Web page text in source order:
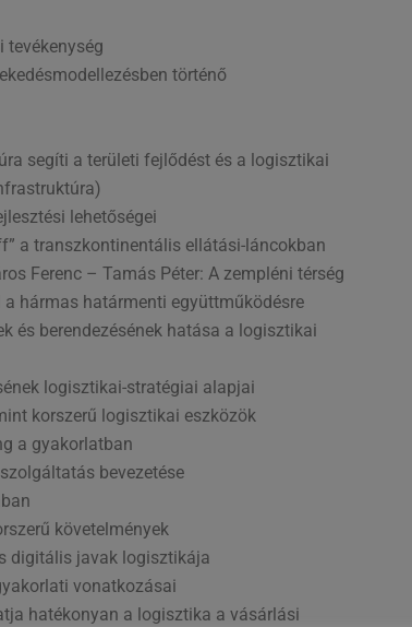
tevékenység
történő
segíti a területi fejlődést és a logisztikai
lehetőségei
a transzkontinentális ellátási-láncokban
Ferenc – Tamás Péter: A zempléni térség
hármas határmenti együttműködésre
és berendezésének hatása a logisztikai
logisztikai-stratégiai alapjai
korszerű logisztikai eszközök
a gyakorlatban
bevezetése
követelmények
digitális javak logisztikája
vonatkozásai
hatékonyan a logisztika a vásárlási